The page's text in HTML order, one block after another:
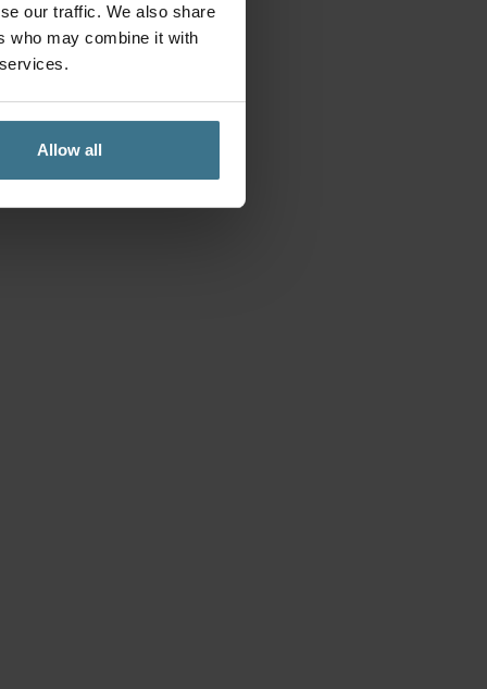
our traffic. We also share
who may combine it with
Allow all